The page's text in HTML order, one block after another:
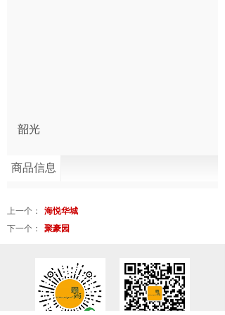
韶光
商品信息
上一个：
海悦华城
下一个：
聚豪园